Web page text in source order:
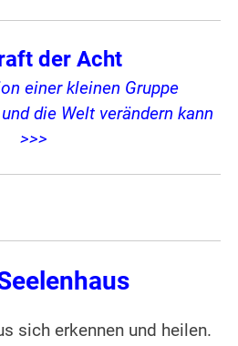
der Acht
einer kleinen Gruppe
die Welt verändern kann
>>>
sich erkennen und heilen.